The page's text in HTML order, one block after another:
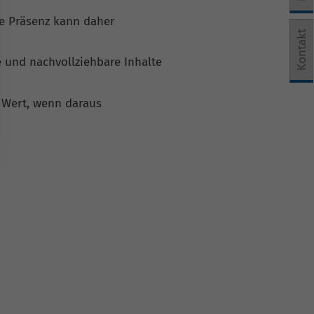
Präsenz kann daher
und nachvollziehbare Inhalte
wenn daraus
Kontakt
erteilt werden kann. Die erste Service-